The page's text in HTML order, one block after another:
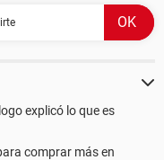
explicó lo que es
comprar más en